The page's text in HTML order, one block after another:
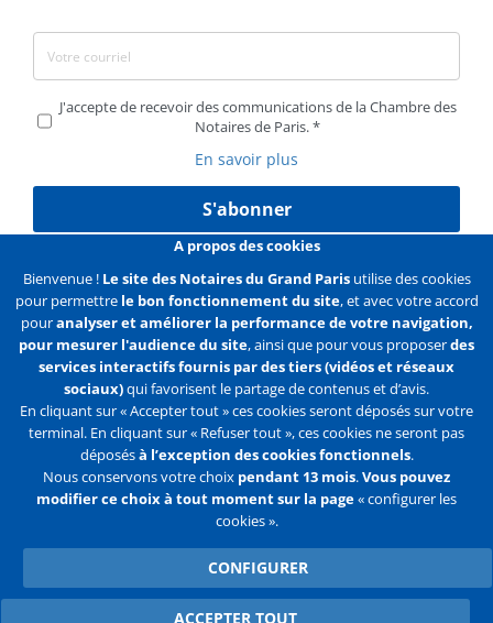
J'accepte de recevoir des communications de la Chambre des
Notaires de Paris.
En savoir plus
S'abonner
Liens Mentions légales Données personnelles
Politique des cookies Configurer les cookies
Liens
2e
ligne
Accueil Contact Plan du site
Flux
FacebookYoutube
Twitter
A propos des cookies
Bienvenue ! Le site des Notaires du Grand Parisutilise des cookies
pour permettre le bon fonctionnement du site, et avec votre accord
pouranalyser et améliorer la performance de votre navigation,
pour mesurer l'audience du site, ainsi que pour vous proposerdes
services interactifs fournis par des tiers (vidéos et réseaux
sociaux)qui favorisent le partage de contenus et d’avis.
En cliquant sur « Accepter tout » ces cookies seront déposés sur votre
terminal. En cliquant sur « Refuser tout », ces cookies ne seront pas
déposésà l’exception des cookies fonctionnels.
Nous conservons votre choix pendant 13 mois.Vous pouvez
modifier ce choix à tout moment sur la page« configurer les
cookies ».
CONFIGURER
ACCEPTER TOUT
WITHDRAW CONSENT